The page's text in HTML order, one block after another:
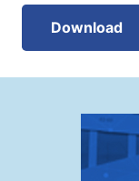
Download